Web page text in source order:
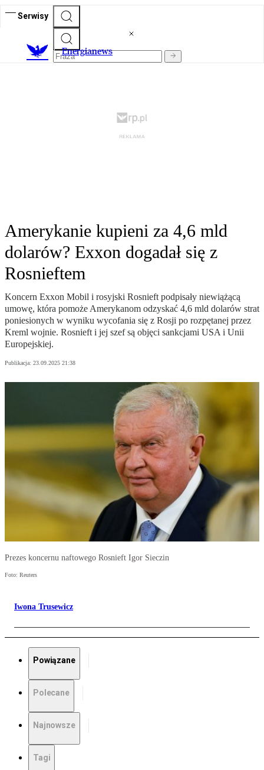
Serwisy
Energianews
Amerykanie kupieni za 4,6 mld
dolarów? Exxon dogadał się z
Rosnieftem
Koncern Exxon Mobil i rosyjski Rosnieft podpisały niewiążącą
umowę, która pomoże Amerykanom odzyskać 4,6 mld dolarów strat
poniesionych w wyniku wycofania się z Rosji po rozpętanej przez
Kreml wojnie. Rosnieft i jej szef są objęci sankcjami USA i Unii
Europejskiej.
Publikacja: 23.09.2025 21:38
Prezes koncernu naftowego Rosnieft Igor Sieczin
Foto: Reuters
Iwona Trusewicz
Powiązane
Polecane
Najnowsze
Tagi